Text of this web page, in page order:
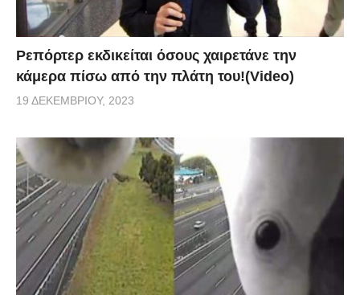
Ρεπόρτερ εκδικείται όσους χαιρετάνε την
κάμερα πίσω από την πλάτη του!(Video)
19 ΔΕΚΕΜΒΡΊΟΥ, 2023